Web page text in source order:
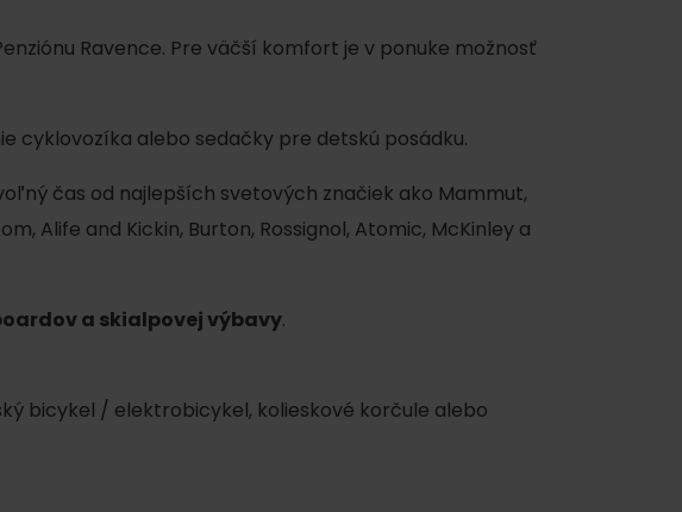
s Generali
Ravence. Pre väčší komfort je v ponuke možnosť
cyklovozíka alebo sedačky pre detskú posádku.
čas od najlepších svetových značiek ako Mammut,
Alife and Kickin, Burton, Rossignol, Atomic, McKinley a
a skialpovej výbavy.
bicykel / elektrobicykel, kolieskové korčule alebo